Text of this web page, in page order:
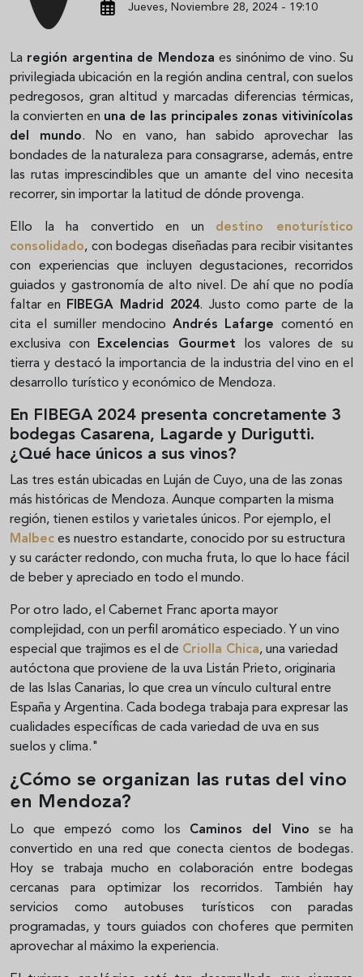
Jueves, Noviembre 28, 2024 - 19:10
La región argentina de Mendoza es sinónimo de vino. Su
privilegiada ubicación en la región andina central, con suelos
pedregosos, gran altitud y marcadas diferencias térmicas,
la convierten en una de las principales zonas vitivinícolas
del mundo. No en vano, han sabido aprovechar las
bondades de la naturaleza para consagrarse, además, entre
las rutas imprescindibles que un amante del vino necesita
recorrer, sin importar la latitud de dónde provenga.
Ello la ha convertido en un destino enoturístico
consolidado, con bodegas diseñadas para recibir visitantes
con experiencias que incluyen degustaciones, recorridos
guiados y gastronomía de alto nivel. De ahí que no podía
faltar en
FIBEGA Madrid 2024. Justo como parte de la
cita el sumiller mendocino Andrés Lafarge comentó en
exclusiva con
Excelencias Gourmet los valores de su
tierra y destacó la importancia de la industria del vino en el
desarrollo turístico y económico de Mendoza.
En FIBEGA 2024 presenta concretamente 3
bodegas Casarena, Lagarde y Durigutti.
¿Qué hace únicos a sus vinos?
Las tres están ubicadas en Luján de Cuyo, una de las zonas
más históricas de Mendoza. Aunque comparten la misma
región, tienen estilos y varietales únicos. Por ejemplo, el
Malbec es nuestro estandarte, conocido por su estructura
y su carácter redondo, con mucha fruta, lo que lo hace fácil
de beber y apreciado en todo el mundo.
Por otro lado, el Cabernet Franc aporta mayor
complejidad, con un perfil aromático especiado. Y un vino
especial que trajimos es el de Criolla Chica, una variedad
autóctona que proviene de la uva Listán Prieto, originaria
de las Islas Canarias, lo que crea un vínculo cultural entre
España y Argentina. Cada bodega trabaja para expresar las
cualidades específicas de cada variedad de uva en sus
suelos y clima."
¿Cómo se organizan las rutas del vino
en Mendoza?
Lo que empezó como los Caminos del Vino se ha
convertido en una red que conecta cientos de bodegas.
Hoy se trabaja mucho en colaboración entre bodegas
cercanas para optimizar los recorridos. También hay
servicios como autobuses turísticos con paradas
programadas, y tours guiados con choferes que permiten
aprovechar al máximo la experiencia.